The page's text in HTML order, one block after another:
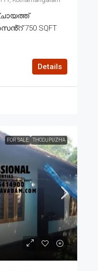
750 SQFT
Details
FOR SALE THODUPUZHA